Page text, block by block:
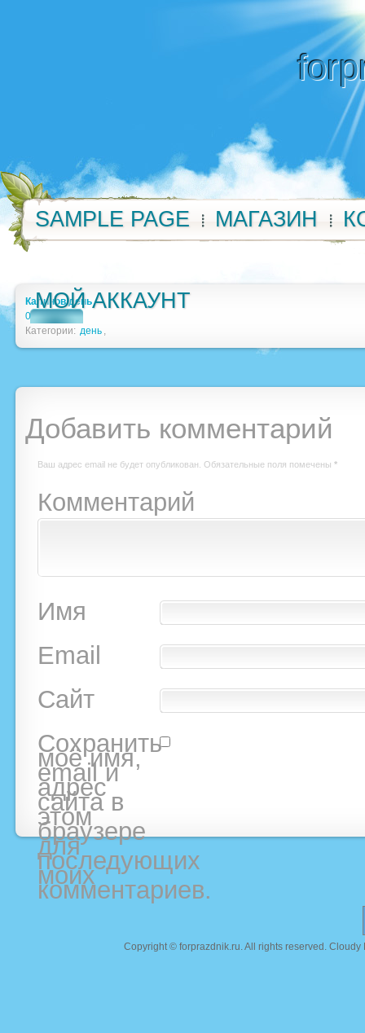
SAMPLE PAGE МАГАЗИН
МОЙ АККАУНТ
Калинов день
0
Категории: день ,
Добавить комментарий
Ваш адрес email не будет опубликован. Обязательные поля помечены *
Комментарий
Имя
Email
Сайт
Сохранить
моё имя,
email и
адрес
сайта в
этом
браузере
для
последующих
моих
комментариев.
Copyright © forprazdnik.ru. All rights reserved.